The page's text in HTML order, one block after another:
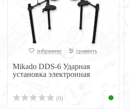
избранное сравнить
Mikado DDS-6 Ударная
установка электронная
(0)